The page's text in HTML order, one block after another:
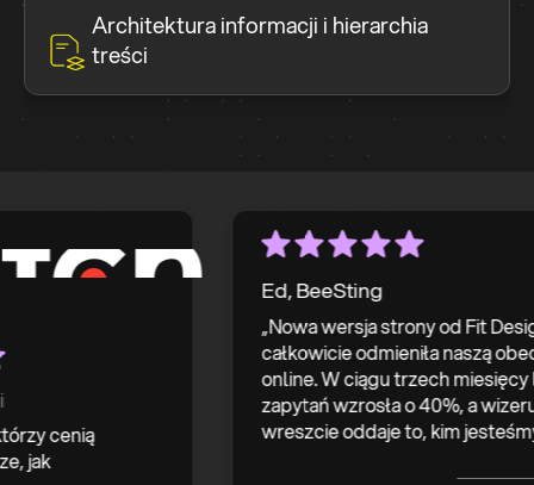
Architektura informacji i hierarchia
treści
Ed, BeeSting
„Nowa wersja strony od Fit Design
całkowicie odmieniła naszą
online. W ciągu trzech miesięcy
zapytań wzrosła o 40%, a wizerunek
wreszcie oddaje to, kim jesteśmy.”